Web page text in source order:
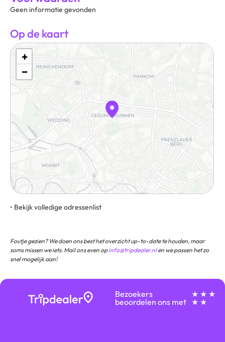
Geen informatie gevonden
Op de kaart
+
−
• Bekijk volledige odressenlist
Foutje gezien? We doen ons best het overzicht up-to-date te houden, maar
soms missen we iets. Mail ons even opinfo@tripdealer.nlen we passen het zo
snel mogelijk aan!
Bezoekers
beoordelen ons met
★ ★ ★
★ ★